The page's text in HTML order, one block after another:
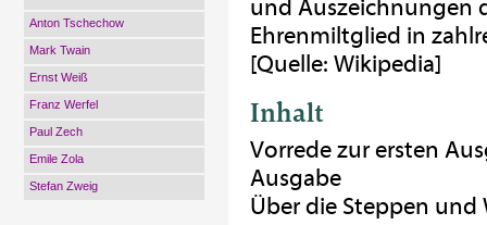
Anton Tschechow
Mark Twain
Ernst Weiß
Franz Werfel
Paul Zech
Emile Zola
Stefan Zweig
und Auszeichnungen
Ehrenmiltglied in
[Quelle: Wikipedia]
Inhalt
Vorrede zur ersten
Ausgabe
Über die Steppen